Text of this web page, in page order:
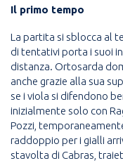
Il primo tempo
La partita si sblocca al
di tentativi porta i suoi
distanza. Ortosarda
anche grazie alla sua
se i viola si difendono
inizialmente solo con
Pozzi,
raddoppio per i gialli
stavolta di Cabras,